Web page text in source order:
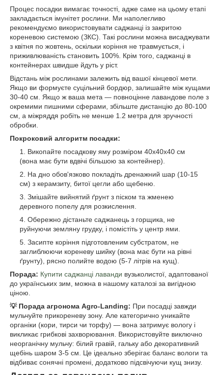
Процес посадки вимагає точності, адже саме на цьому етапі
закладається імунітет рослини. Ми наполегливо
рекомендуємо використовувати саджанці із закритою
кореневою системою (ЗКС). Такі рослини можна висаджувати
з квітня по жовтень, оскільки коріння не травмується, і
приживлюваність становить 100%. Крім того, саджанці в
контейнерах швидше йдуть у ріст.
Відстань між рослинами залежить від вашої кінцевої мети.
Якщо ви формуєте суцільний бордюр, залишайте між кущами
30-40 см. Якщо ж ваша мета — повноцінне лавандове поле з
окремими пишними сферами, збільште дистанцію до 80-100
см, а міжряддя робіть не менше 1.2 метра для зручності
обробки.
Покроковий алгоритм посадки:
Викопайте посадкову яму розміром 40х40х40 см
(вона має бути вдвічі більшою за контейнер).
На дно обов'язково покладіть дренажний шар (10-15
см) з керамзиту, битої цегли або щебеню.
Змішайте вийнятий ґрунт з піском та жменею
деревного попелу для розкислення.
Обережно дістаньте саджанець з горщика, не
руйнуючи земляну грудку, і помістіть у центр ями.
Засипте коріння підготовленим субстратом, не
заглиблюючи кореневу шийку (вона має бути на рівні
ґрунту), рясно полийте водою (5-7 літрів на кущ).
Порада: Купити саджанці лаванди вузьколистої, адаптованої
до українських зим, можна в нашому каталозі за вигідною
ціною.
💡 Порада агронома Agro-Landing: При посадці завжди
мульчуйте прикореневу зону. Але категорично уникайте
органіки (кори, тирси чи торфу) — вона затримує вологу і
викликає грибкові захворювання. Використовуйте виключно
неорганічну мульчу: білий гравій, гальку або декоративний
щебінь шаром 3-5 см. Це ідеально зберігає баланс вологи та
відбиває сонячні промені, додатково підсвічуючи кущ знизу.